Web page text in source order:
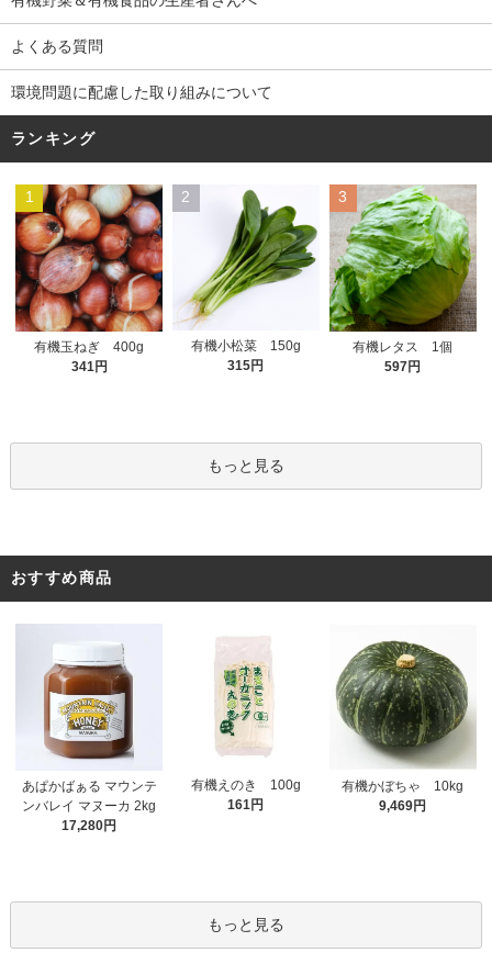
よくある質問
環境問題に配慮した取り組みについて
ランキング
1
有機玉ねぎ 400g
341円
2
有機小松菜 150g
315円
3
有機レタス 1個
597円
もっと見る
おすすめ商品
あぱかばぁる マウンテ
ンバレイ マヌーカ 2kg
17,280円
有機えのき 100g
161円
有機かぼちゃ 10kg
9,469円
もっと見る